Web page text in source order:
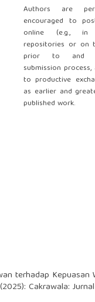
Authors are
encouraged to
online (e.g., in
repositories or on
prior to and
submission
to productive
as earlier and
published work.
terhadap Kepuasan
Cakrawala: